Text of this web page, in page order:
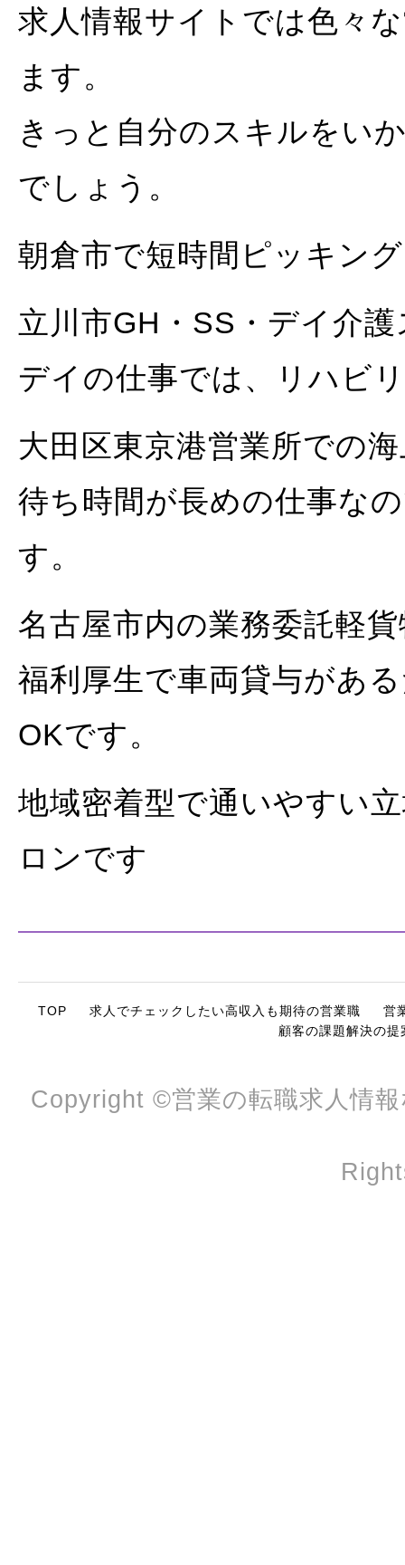
求人情報サイトでは色々
ます。
きっと自分のスキルをい
でしょう。
朝倉市で短時間ピッキン
立川市GH・SS・デイ介
デイの仕事では、リハビ
大田区東京港営業所での
待ち時間が長めの仕事な
す。
名古屋市内の業務委託軽
福利厚生で車両貸与があ
OKです。
地域密着型で通いやすい
ロンです
TOP 求人でチェックしたい高収入も期待の営業職
営
顧客の課題解決の
Copyright ©営業の転職求人情